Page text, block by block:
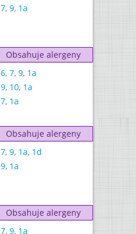
7, 9, 1a
Obsahuje alergeny
6, 7, 9, 1a
9, 10, 1a
7, 1a
Obsahuje alergeny
7, 9, 1a, 1d
9, 1a
Obsahuje alergeny
7, 9, 1a